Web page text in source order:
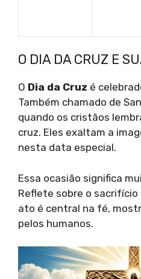
O DIA DA CRUZ E
O Dia da Cruz é
Também chamado de
quando os cristãos
cruz. Eles exaltam a
nesta data especial.
Essa ocasião significa
Reflete sobre o sacrifício
ato é central na fé,
pelos humanos.